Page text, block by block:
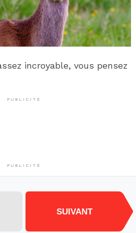
incroyable, vous pensez
PUBLICITÉ
PUBLICITÉ
SUIVANT